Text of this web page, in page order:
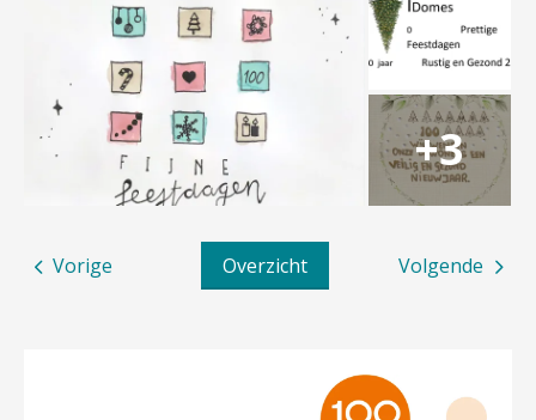
Volgende
Overzicht
Vorige